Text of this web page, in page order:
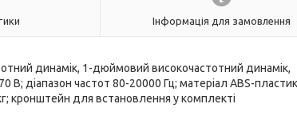
Інформація для замовлення
динамік, 1-дюймовий високочастотний динамік,
В; діапазон частот 80-20000 Гц; матеріал ABS-
кронштейн для встановлення у комплекті